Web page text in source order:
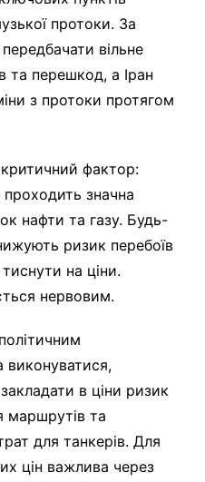
протоки. За
вільне
та перешкод, а Іран
з протоки протягом
фактор:
значна
нафти та газу. Будь-
ризик перебоїв
на ціни.
нервовим.
виконуватися,
в ціни ризик
маршрутів та
для танкерів. Для
цін важлива через